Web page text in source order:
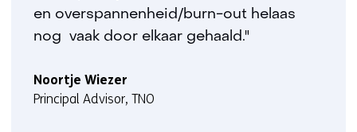
en overspannenheid/burn-out helaas
nog vaak door elkaar gehaald."
Noortje Wiezer
Principal Advisor, TNO